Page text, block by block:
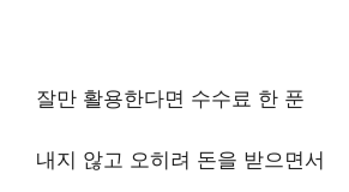
잘만 활용한다면 수수료 한 푼
내지 않고 오히려 돈을 받으면서